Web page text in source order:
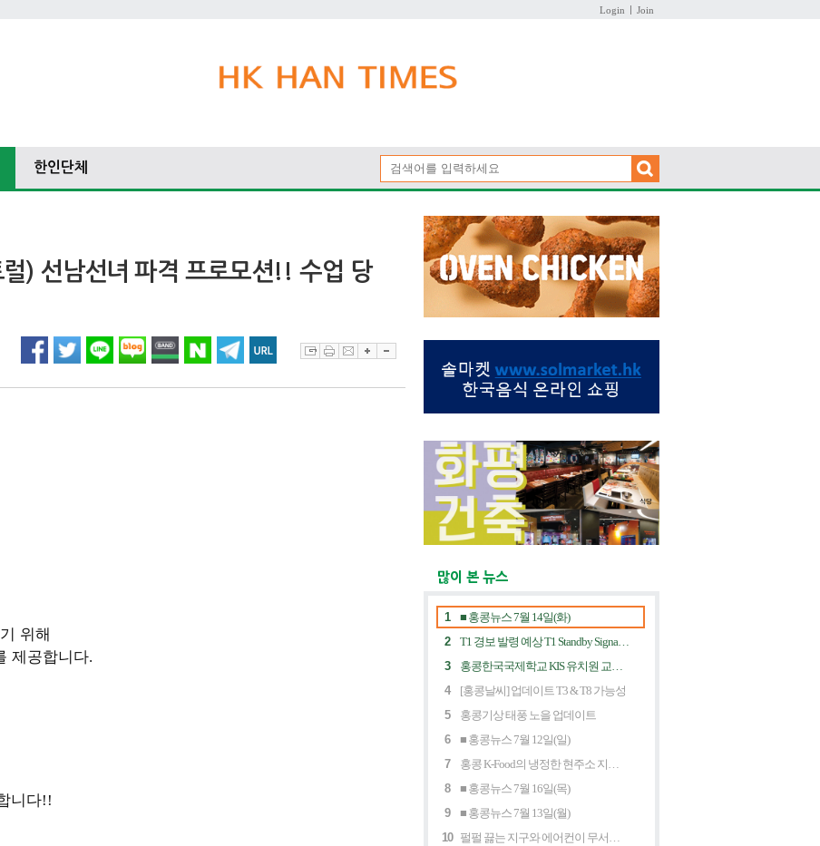
Login Join
한인단체
럴) 선남선녀 파격 프로모션!! 수업 당
위해
제공합니다.
니다!!
많이 본 뉴스
1
■ 홍콩뉴스 7월 14일(화)
2
3
4
[홍콩날씨] 업데이트 T3 & T8 가능성
5
홍콩기상 태풍 노을 업데이트
6
■ 홍콩뉴스 7월 12일(일)
7
8
■ 홍콩뉴스 7월 16일(목)
9
■ 홍콩뉴스 7월 13일(월)
10